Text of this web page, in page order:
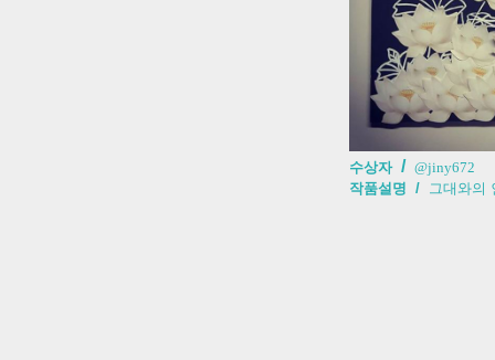
수상자/ @jiny672
작품설명 / 그대와의